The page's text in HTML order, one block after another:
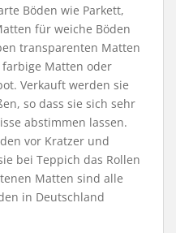
Böden wie Parkett,
für weiche Böden
transparenten Matten
Matten oder
Verkauft werden sie
so dass sie sich sehr
abstimmen lassen.
vor Kratzer und
bei Teppich das Rollen
Matten sind alle
in Deutschland